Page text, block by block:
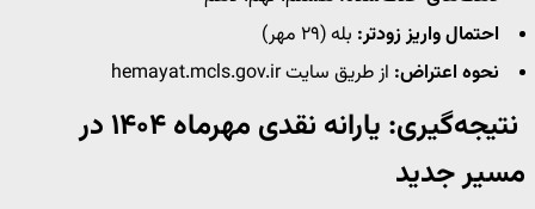
احتمال واریز زودتر: بله (۲۹ مهر)
نحوه اعتراض: از طریق سایت hemayat.mcls.gov.ir
نتیجه‌گیری: یارانه نقدی مهرماه ۱۴۰۴ در
مسیر جدید